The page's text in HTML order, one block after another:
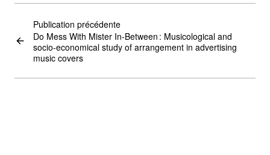
Publication précédente
Do Mess With Mister In-Between : Musicological and
socio-economical study of arrangement in advertising
music covers